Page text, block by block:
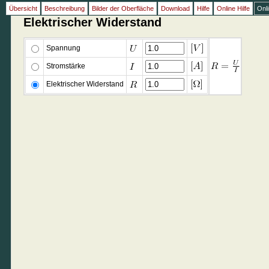
Elektrischer Widerstand
Spannung
Stromstärke
Elektrischer Widerstand
Übersicht Beschreibung Bilder der Oberfläche Download Hilfe Online Hilfe